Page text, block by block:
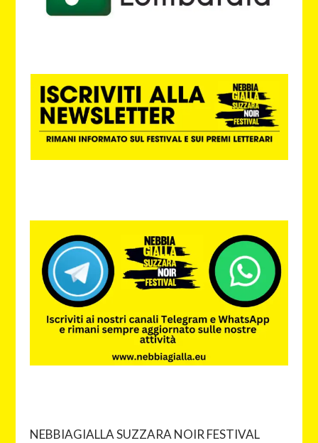
NEBBIAGIALLA SUZZARA NOIR FESTIVAL